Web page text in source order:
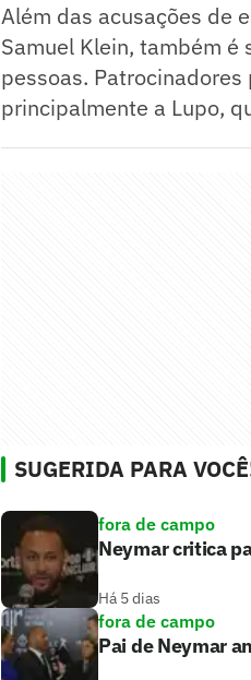
Além das acusações de
Samuel Klein, também
pessoas.
principalmente a Lupo,
SUGERIDA PARA
fora de campo
Neymar critica
Há 5 dias
fora de campo
Pai de Neymar